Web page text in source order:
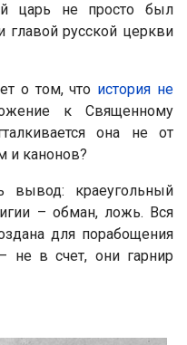
царь не просто был
русской церкви
о том, что история не
к Священному
она не от
и канонов?
вывод: краеугольный
– обман, ложь. Вся
для порабощения
не в счет, они гарнир